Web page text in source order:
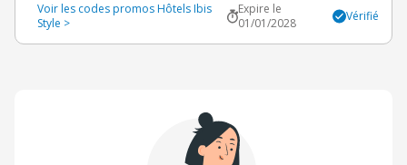
Voir les codes promos Hôtels Ibis
Style >
Expire le
01/01/2028
Vérifié